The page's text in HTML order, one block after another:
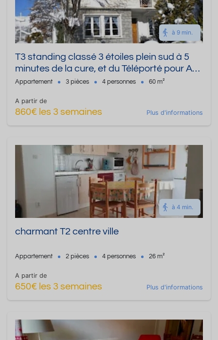
à 9 min.
T3 standing classé 3 étoiles plein sud à 5
minutes de la cure, et du Téléporté pour Ax
3 Domaines, maximum 4 personnes
Appartement 3 pièces 4 personnes 60 m²
A partir de
860€ les 3 semaines Plus d'informations
à 4 min.
charmant T2 centre ville
Appartement 2 pièces 4 personnes 26 m²
A partir de
650€ les 3 semaines Plus d'informations